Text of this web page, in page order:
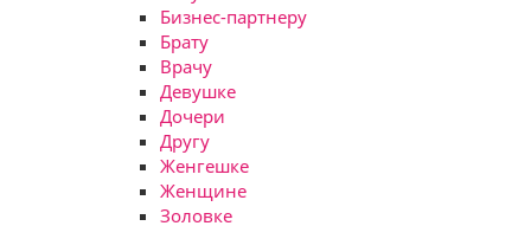
Бизнес-партнеру
Брату
Врачу
Девушке
Дочери
Другу
Женгешке
Женщине
Золовке